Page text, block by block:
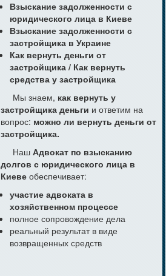
Взыскание задолженности с
юридического лица в Киеве
Взыскание задолженности с
застройщика в Украине
Как вернуть деньги от
застройщика / Как вернуть
средства у застройщика
Мы знаем, как вернуть у
застройщика деньги и ответим на
вопрос: можно ли вернуть деньги от
застройщика.
Наш Адвокат по взысканию
долгов с юридического лица в
Киеве обеспечивает:
участие адвоката в
хозяйственном процессе
полное сопровождение дела
реальный результат в виде
возвращенных средств